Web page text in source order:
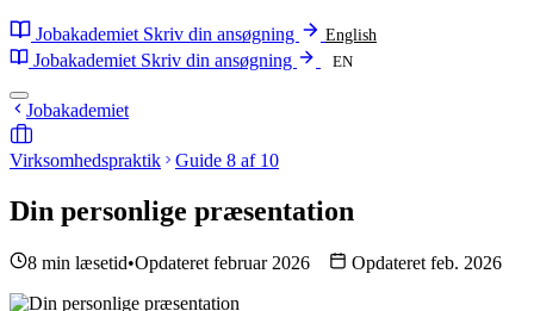
Jobakademiet Skriv din ansøgning English
Jobakademiet Skriv din ansøgning EN
Jobakademiet
Virksomhedspraktik Guide 8 af 10
Din personlige præsentation
8 min læsetid•Opdateret februar 2026 Opdateret feb. 2026